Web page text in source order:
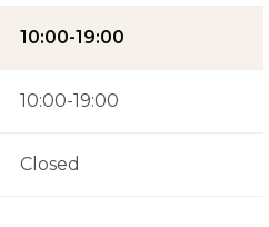
10:00-19:00
10:00-19:00
Closed